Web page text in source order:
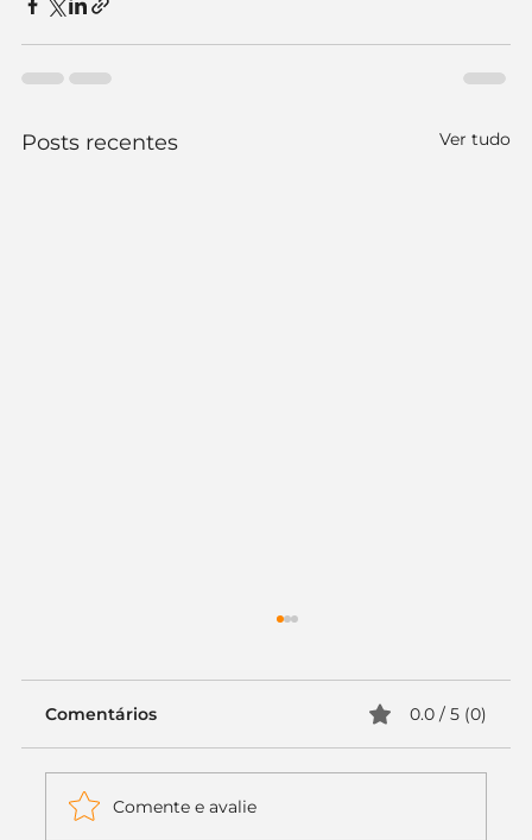
Posts recentes Ver tudo
Comentários 0.0 / 5 (0)
Comente e avalie